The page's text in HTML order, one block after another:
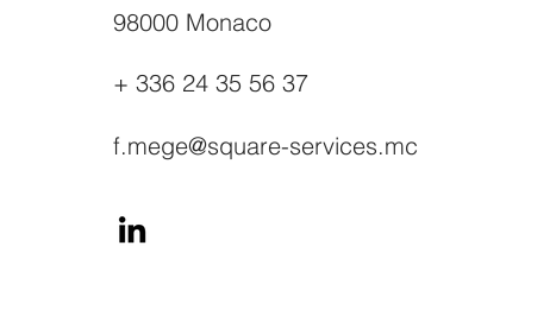
98000 Monaco
+ 336 24 35 56 37
f.mege@square-services.mc